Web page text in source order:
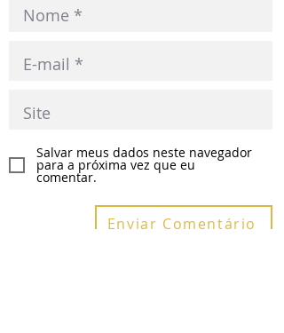
Salvar meus dados neste navegador
para a próxima vez que eu
comentar.
Enviar Comentário